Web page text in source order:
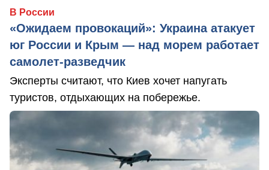
В России
«Ожидаем провокаций»: Украина атакует
юг России и Крым — над морем работает
самолет-разведчик
Эксперты считают, что Киев хочет напугать
туристов, отдыхающих на побережье.